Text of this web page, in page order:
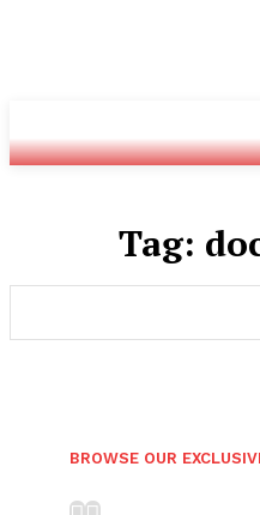
Tag:
BROWSE OUR